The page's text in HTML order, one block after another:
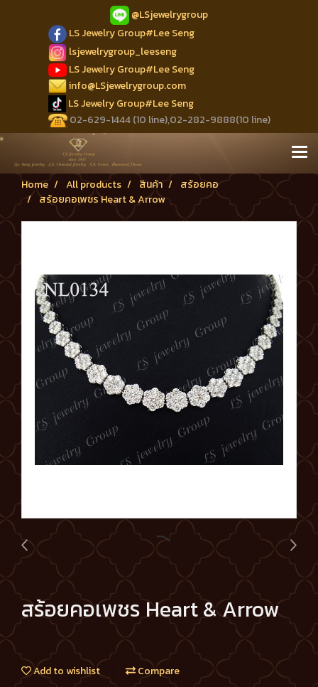
@LSjewelrygroup
LS Jewelry Group#Lee Seng
lsjewelrygroup_leeseng
LS Jewelry Group#Lee Seng
info@LSjewelrygroup.com
LS Jewelry Group#Lee Seng
02-629-1444 (10 line),02-282-9888(10 line)
Home All products สินค้า
สร้อยคอ
สร้อยคอเพชร Heart & Arrow
สร้อยคอเพชร Heart & Arrow
Add to wishlist Compare